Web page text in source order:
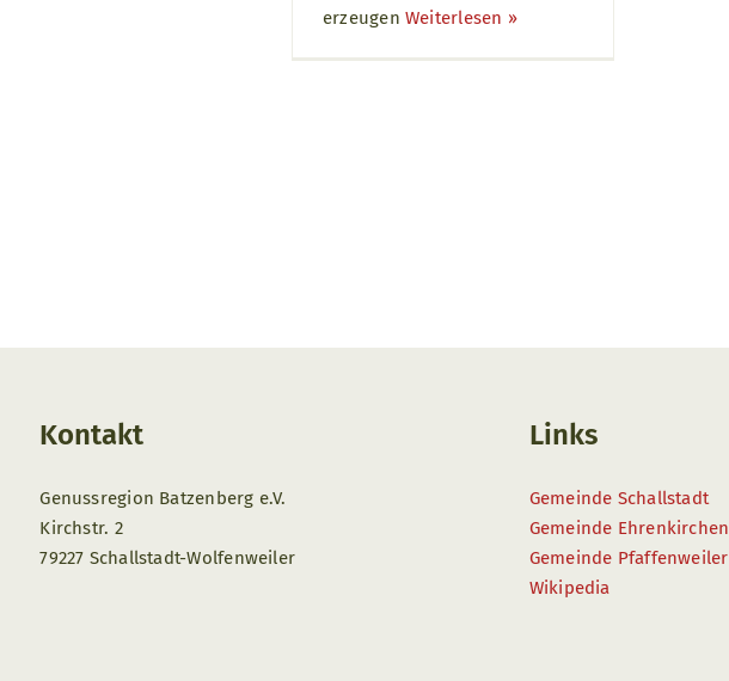
erzeugenWeiterlesen ››
Kontakt
Genussregion Batzenberg e.V.
Kirchstr. 2
79227 Schallstadt-Wolfenweiler
Links
Gemeinde Schallstadt
Gemeinde Ehrenkirchen
Gemeinde Pfaffenweiler
Wikipedia